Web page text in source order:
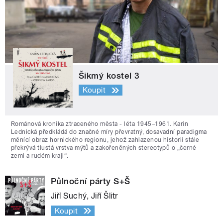
Šikmý kostel 3
Koupit
Románová kronika ztraceného města - léta 1945–1961. Karin
Lednická předkládá do značné míry převratný, dosavadní paradigma
měnící obraz hornického regionu, jehož zahlazenou historii stále
překrývá tlustá vrstva mýtů a zakořeněných stereotypů o „černé
zemi a rudém kraji“.
Půlnoční párty S+Š
Jiří Suchý, Jiří Šlitr
Koupit